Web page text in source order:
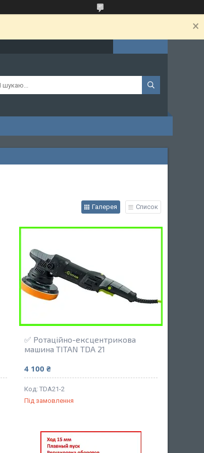
Галерея Список
✅ Ротаційно-ексцентрикова
машина TITAN TDA 21
4 100 ₴
TDA21-2
Під замовлення